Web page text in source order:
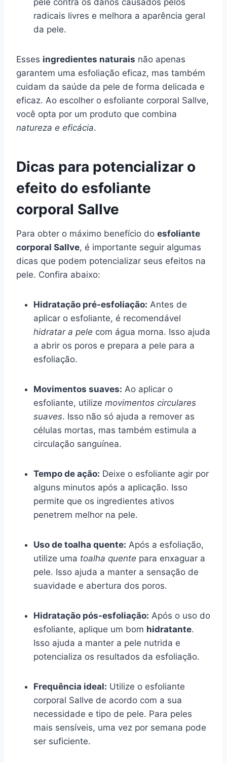
radicais livres e melhora a aparência geral
da pele.
Esses ingredientes naturais não apenas
garantem uma esfoliação eficaz, mas também
cuidam da saúde da pele de forma delicada e
eficaz. Ao escolher o esfoliante corporal Sallve,
você opta por um produto que combina
natureza e eficácia.
Dicas para potencializar o
efeito do esfoliante
corporal Sallve
Para obter o máximo benefício do esfoliante
corporal Sallve, é importante seguir algumas
dicas que podem potencializar seus efeitos na
pele. Confira abaixo:
Hidratação pré-esfoliação: Antes de
aplicar o esfoliante, é recomendável
hidratar a pele com água morna. Isso ajuda
a abrir os poros e prepara a pele para a
esfoliação.
Movimentos suaves: Ao aplicar o
esfoliante, utilize movimentos circulares
suaves. Isso não só ajuda a remover as
células mortas, mas também estimula a
circulação sanguínea.
Tempo de ação: Deixe o esfoliante agir por
alguns minutos após a aplicação. Isso
permite que os ingredientes ativos
penetrem melhor na pele.
Uso de toalha quente: Após a esfoliação,
utilize uma toalha quente para enxaguar a
pele. Isso ajuda a manter a sensação de
suavidade e abertura dos poros.
Hidratação pós-esfoliação: Após o uso do
esfoliante, aplique um bom hidratante.
Isso ajuda a manter a pele nutrida e
potencializa os resultados da esfoliação.
Frequência ideal: Utilize o esfoliante
corporal Sallve de acordo com a sua
necessidade e tipo de pele. Para peles
mais sensíveis, uma vez por semana pode
ser suficiente.